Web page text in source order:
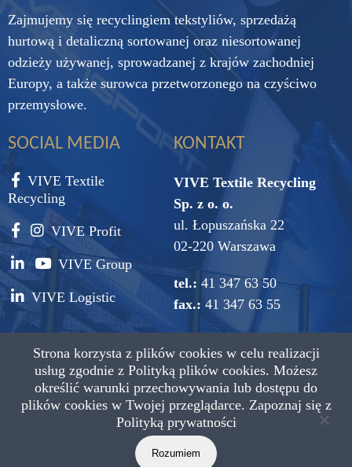
Zajmujemy się recyclingiem tekstyliów, sprzedażą
hurtową i detaliczną sortowanej oraz niesortowanej
odzieży używanej, sprowadzanej z krajów zachodniej
Europy, a także surowca przetworzonego na czyściwo
przemysłowe.
SOCIAL MEDIA
VIVE Textile
Recycling
VIVE Profit
VIVE Group
VIVE Logistic
KONTAKT
VIVE Textile Recycling
Sp. z o. o.
ul. Łopuszańska 22
02-220 Warszawa
tel.: 41 347 63 50
fax.: 41 347 63 55
Copyright © 2021 VIVE Textile Recycling Wszystkie prawa
Strona korzysta z plików cookies w celu realizacji
usług zgodnie z Polityką plików cookies. Możesz
określić warunki przechowywania lub dostępu do
plików cookies w Twojej przeglądarce. Zapoznaj się z
Polityką prywatności
Rozumiem